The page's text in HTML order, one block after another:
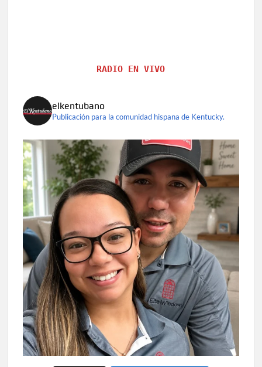
RADIO EN VIVO
elkentubano
Publicación para la comunidad hispana de Kentucky.